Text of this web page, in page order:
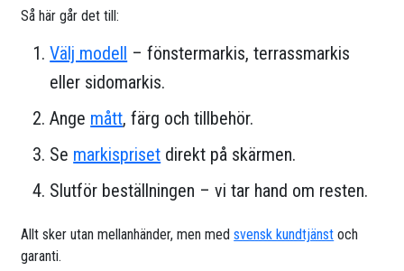
Så här går det till:
Välj modell – fönstermarkis, terrassmarkis
eller sidomarkis.
Ange mått, färg och tillbehör.
Se markispriset direkt på skärmen.
Slutför beställningen – vi tar hand om resten.
Allt sker utan mellanhänder, men medsvensk kundtjänst och
garanti.